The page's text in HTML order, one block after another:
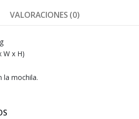
VALORACIONES (0)
W x H)
la mochila.